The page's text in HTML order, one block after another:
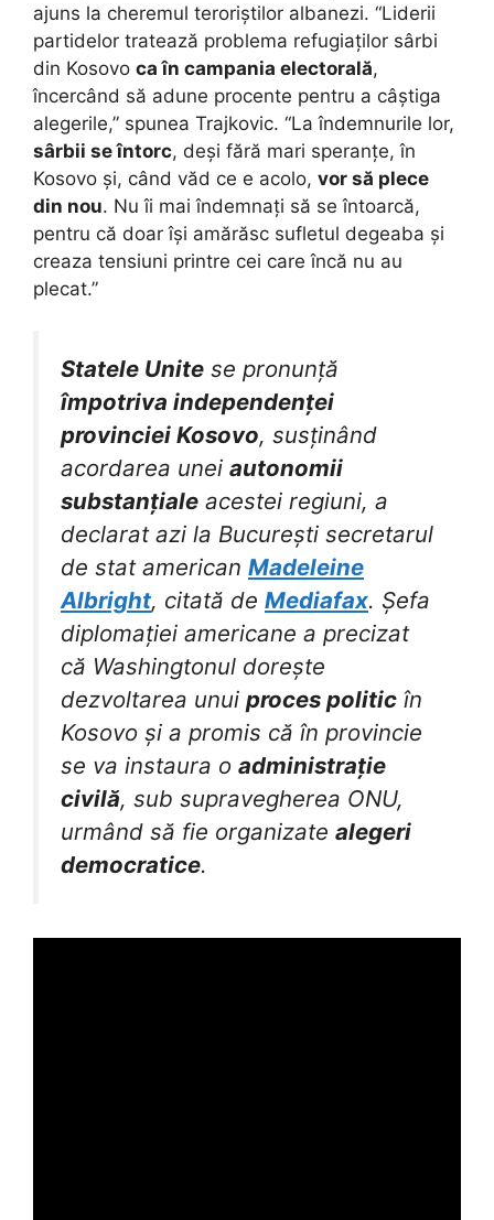
ajuns la cheremul teroriștilor albanezi. “Liderii
partidelor tratează problema refugiaților sârbi
din Kosovo ca în campania electorală,
încercând să adune procente pentru a câștiga
alegerile,” spunea Trajkovic. “La îndemnurile lor,
sârbii se întorc, deși fără mari speranțe, în
Kosovo și, când văd ce e acolo, vor să plece
din nou. Nu îi mai îndemnați să se întoarcă,
pentru că doar își amărăsc sufletul degeaba și
creaza tensiuni printre cei care încă nu au
plecat.”
Statele Unite se pronunță
împotriva independenței
provinciei Kosovo, susținând
acordarea unei autonomii
substanțiale acestei regiuni, a
declarat azi la București secretarul
de stat american Madeleine
Albright, citată de Mediafax. Șefa
diplomației americane a precizat
că Washingtonul dorește
dezvoltarea unui proces politic în
Kosovo și a promis că în provincie
se va instaura o administrație
civilă, sub supravegherea ONU,
urmând să fie organizate alegeri
democratice.